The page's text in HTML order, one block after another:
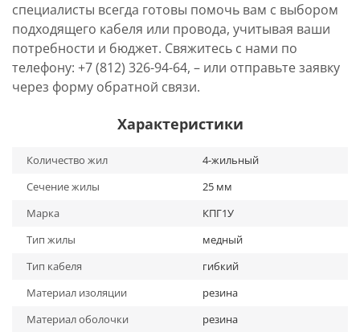
специалисты всегда готовы помочь вам с выбором
подходящего кабеля или провода, учитывая ваши
потребности и бюджет. Свяжитесь с нами по
телефону: +7 (812) 326-94-64, – или отправьте заявку
через форму обратной связи.
Характеристики
Количество жил
4-жильный
Сечение жилы
25 мм
Марка
КПГ1У
Тип жилы
медный
Тип кабеля
гибкий
Материал изоляции
резина
Материал оболочки
резина